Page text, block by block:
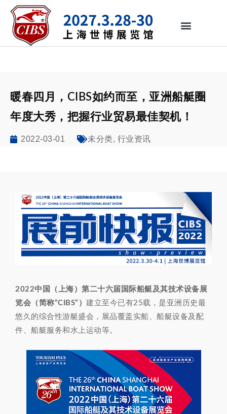
暖春四月，CIBS如约而至，亚洲船艇圈
年度大秀，把握行业贸易最佳契机！
2022-03-01 未分类, 行业资讯
2022中国（上海）第二十六届国际船艇及其技术设备展
览会（简称“CIBS”） 建立至今已有25载，是亚洲历史最
悠久的综合性游艇盛会，展品覆盖实船、船艇设备及配
件、船艇服务和水上运动等。